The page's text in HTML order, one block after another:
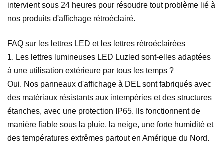
intervient sous 24 heures pour résoudre tout problème lié à
nos produits d'affichage rétroéclairé.
FAQ sur les lettres LED et les lettres rétroéclairées
1. Les lettres lumineuses LED Luzled sont-elles adaptées
à une utilisation extérieure par tous les temps ?
Oui. Nos panneaux d'affichage à DEL sont fabriqués avec
des matériaux résistants aux intempéries et des structures
étanches, avec une protection IP65. Ils fonctionnent de
manière fiable sous la pluie, la neige, une forte humidité et
des températures extrêmes partout en Amérique du Nord.